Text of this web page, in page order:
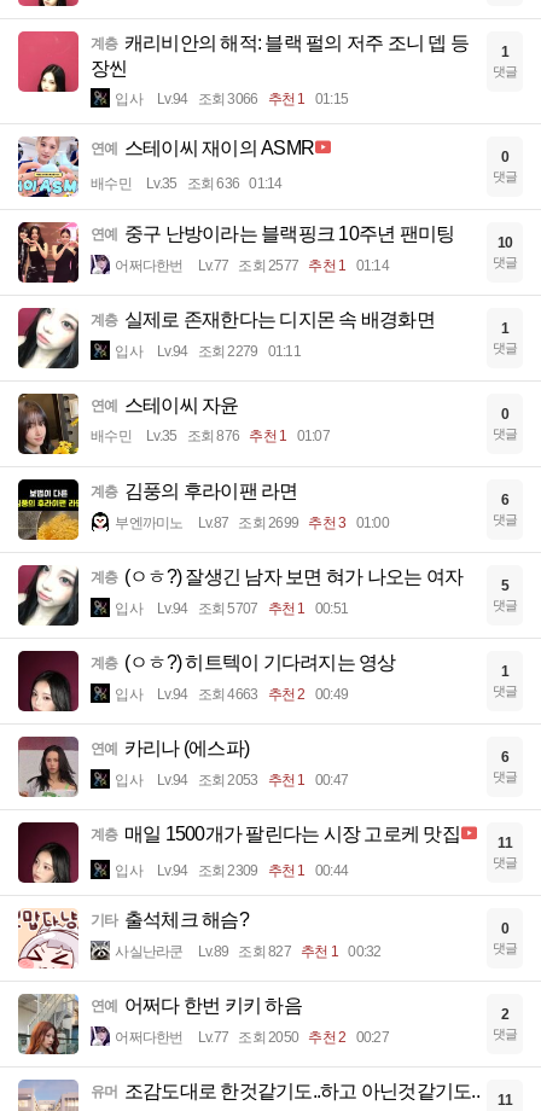
계층 캐리비안의 해적: 블랙 펄의 저주 조니 뎁 등
장씬
입사 Lv.94 조회 3066 추천 1 01:15
1
댓글
연예 스테이씨 재이의 ASMR
배수민 Lv.35 조회 636 01:14
0
댓글
연예 중구 난방이라는 블랙핑크 10주년 팬미팅
어쩌다한번 Lv.77 조회 2577 추천 1 01:14
10
댓글
계층 실제로 존재한다는 디지몬 속 배경화면
입사 Lv.94 조회 2279 01:11
1
댓글
연예 스테이씨 자윤
배수민 Lv.35 조회 876 추천 1 01:07
0
댓글
계층 김풍의 후라이팬 라면
부엔까미노 Lv.87 조회 2699 추천 3 01:00
6
댓글
계층 (ㅇㅎ?) 잘생긴 남자 보면 혀가 나오는 여자
입사 Lv.94 조회 5707 추천 1 00:51
5
댓글
계층 (ㅇㅎ?) 히트텍이 기다려지는 영상
입사 Lv.94 조회 4663 추천 2 00:49
1
댓글
연예 카리나 (에스파)
입사 Lv.94 조회 2053 추천 1 00:47
6
댓글
계층 매일 1500개가 팔린다는 시장 고로케 맛집
입사 Lv.94 조회 2309 추천 1 00:44
11
댓글
기타 출석체크 해슴?
사실난라쿤 Lv.89 조회 827 추천 1 00:32
0
댓글
연예 어쩌다 한번 키키 하음
어쩌다한번 Lv.77 조회 2050 추천 2 00:27
2
댓글
유머 조감도대로 한것같기도..하고 아닌것같기도.. 11